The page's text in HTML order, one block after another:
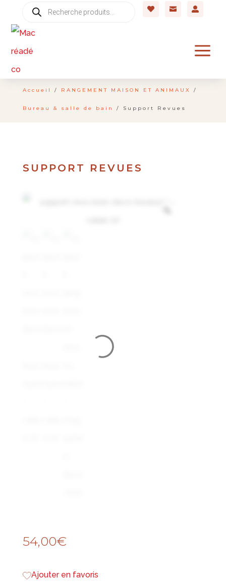
Recherche
de
  
a
Accueil / RANGEMENT MAISON ET ANIMAUX /
Bureau & salle de bain / Support Revues
SUPPORT REVUES
54,00€
Ajouter en favoris